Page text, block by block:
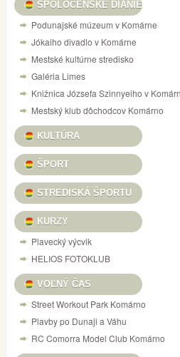
SPOLOČENSKÉ DIANIE
Podunajské múzeum v Komárne
Jókaiho divadlo v Komárne
Mestské kultúrne stredisko
Galéria Limes
Knižnica Józsefa Szinnyeiho v
Mestský klub dôchodcov Komárno
KULTÚRA
ŠPORT
STREDISKÁ ŠPORTU
KURZY
Plavecký výcvik
HELIOS FOTOKLUB
VOĽNÝ ČAS
Street Workout Park Komárno
Plavby po Dunaji a Váhu
RC Comorra Model Club Komárno